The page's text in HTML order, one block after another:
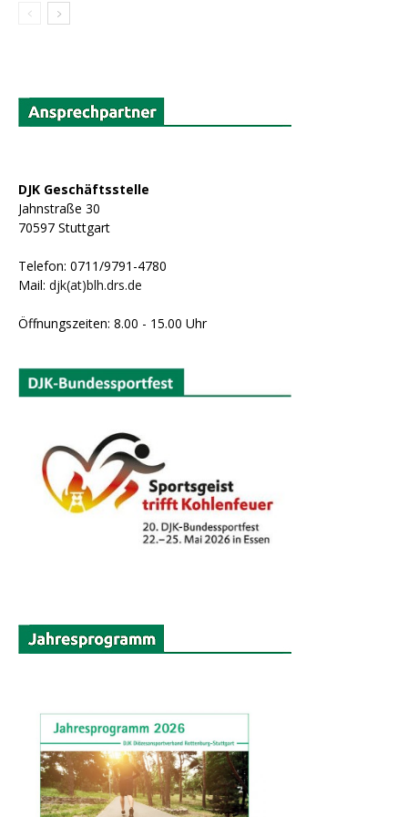
DJK Geschäftsstelle
Jahnstraße 30
70597 Stuttgart
Telefon: 0711/9791-4780
Mail: djk(at)blh.drs.de
Öffnungszeiten: 8.00 - 15.00 Uhr